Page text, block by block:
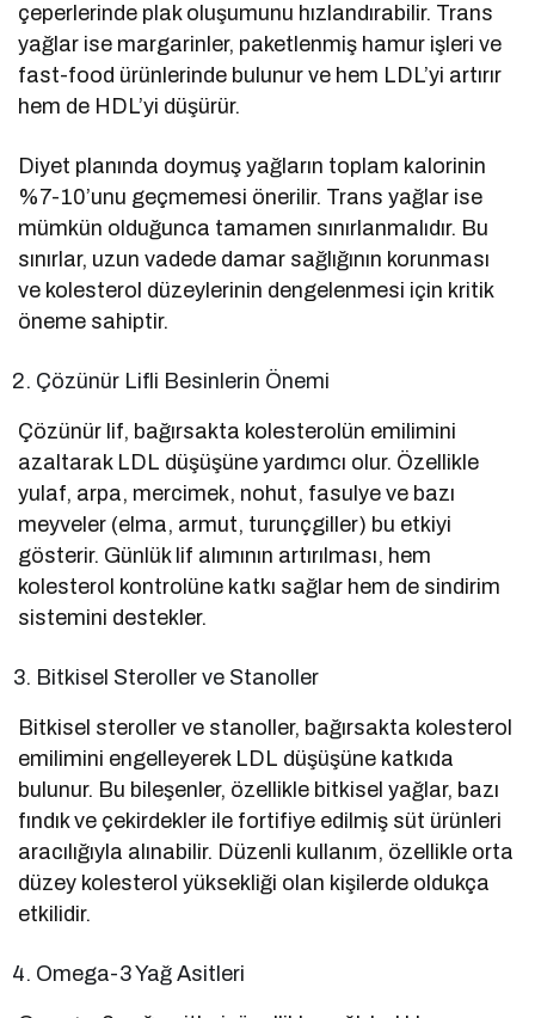
çeperlerinde plak oluşumunu hızlandırabilir. Trans
yağlar ise margarinler, paketlenmiş hamur işleri ve
fast-food ürünlerinde bulunur ve hem LDL’yi artırır
hem de HDL’yi düşürür.
Diyet planında doymuş yağların toplam kalorinin
%7-10’unu geçmemesi önerilir. Trans yağlar ise
mümkün olduğunca tamamen sınırlanmalıdır. Bu
sınırlar, uzun vadede damar sağlığının korunması
ve kolesterol düzeylerinin dengelenmesi için kritik
öneme sahiptir.
Çözünür Lifli Besinlerin Önemi
Çözünür lif, bağırsakta kolesterolün emilimini
azaltarak LDL düşüşüne yardımcı olur. Özellikle
yulaf, arpa, mercimek, nohut, fasulye ve bazı
meyveler (elma, armut, turunçgiller) bu etkiyi
gösterir. Günlük lif alımının artırılması, hem
kolesterol kontrolüne katkı sağlar hem de sindirim
sistemini destekler.
Bitkisel Steroller ve Stanoller
Bitkisel steroller ve stanoller, bağırsakta kolesterol
emilimini engelleyerek LDL düşüşüne katkıda
bulunur. Bu bileşenler, özellikle bitkisel yağlar, bazı
fındık ve çekirdekler ile fortifiye edilmiş süt ürünleri
aracılığıyla alınabilir. Düzenli kullanım, özellikle orta
düzey kolesterol yüksekliği olan kişilerde oldukça
etkilidir.
Omega-3 Yağ Asitleri